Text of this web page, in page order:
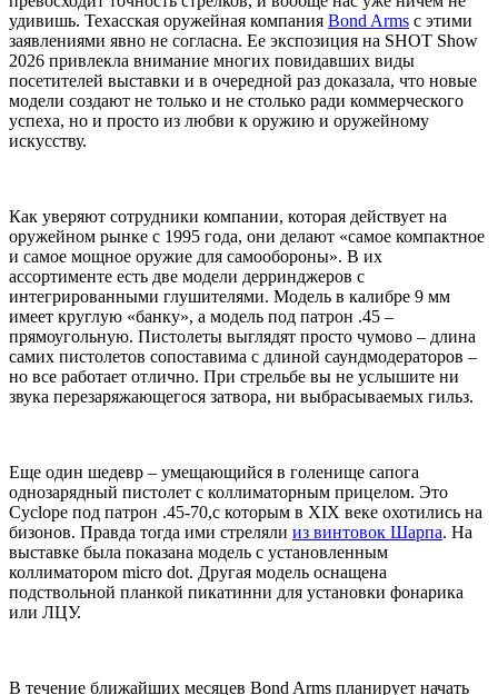
удивишь. Техасская оружейная компания Bond Arms с этими
заявлениями явно не согласна. Ее экспозиция на SHOT Show
2026 привлекла внимание многих повидавших виды
посетителей выставки и в очередной раз доказала, что новые
модели создают не только и не столько ради коммерческого
успеха, но и просто из любви к оружию и оружейному
искусству.
Как уверяют сотрудники компании, которая действует на
оружейном рынке с 1995 года, они делают «самое компактное
и самое мощное оружие для самообороны». В их
ассортименте есть две модели дерринджеров с
интегрированными глушителями. Модель в калибре 9 мм
имеет круглую «банку», а модель под патрон .45 –
прямоугольную. Пистолеты выглядят просто чумово – длина
самих пистолетов сопоставима с длиной саундмодераторов –
но все работает отлично. При стрельбе вы не услышите ни
звука перезаряжающегося затвора, ни выбрасываемых гильз.
Еще один шедевр – умещающийся в голенище сапога
однозарядный пистолет с коллиматорным прицелом. Это
Cyclope под патрон .45-70,с которым в XIX веке охотились на
бизонов. Правда тогда ими стреляли из винтовок Шарпа. На
выставке была показана модель с установленным
коллиматором micro dot. Другая модель оснащена
подствольной планкой пикатинни для установки фонарика
или ЛЦУ.
В течение ближайших месяцев Bond Arms планирует начать